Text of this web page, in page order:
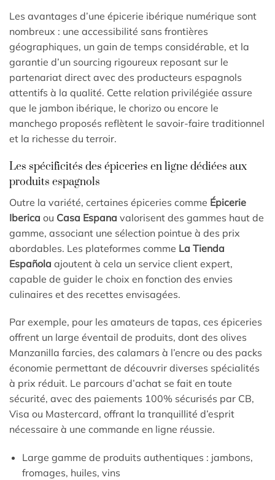
Les avantages d’une épicerie ibérique numérique sont
nombreux : une accessibilité sans frontières
géographiques, un gain de temps considérable, et la
garantie d’un sourcing rigoureux reposant sur le
partenariat direct avec des producteurs espagnols
attentifs à la qualité. Cette relation privilégiée assure
que le jambon ibérique, le chorizo ou encore le
manchego proposés reflètent le savoir-faire traditionnel
et la richesse du terroir.
Les spécificités des épiceries en ligne dédiées aux
produits espagnols
Outre la variété, certaines épiceries comme Épicerie
Iberica ou Casa Espana valorisent des gammes haut de
gamme, associant une sélection pointue à des prix
abordables. Les plateformes comme La Tienda
Española ajoutent à cela un service client expert,
capable de guider le choix en fonction des envies
culinaires et des recettes envisagées.
Par exemple, pour les amateurs de tapas, ces épiceries
offrent un large éventail de produits, dont des olives
Manzanilla farcies, des calamars à l’encre ou des packs
économie permettant de découvrir diverses spécialités
à prix réduit. Le parcours d’achat se fait en toute
sécurité, avec des paiements 100% sécurisés par CB,
Visa ou Mastercard, offrant la tranquillité d’esprit
nécessaire à une commande en ligne réussie.
Large gamme de produits authentiques : jambons,
fromages, huiles, vins